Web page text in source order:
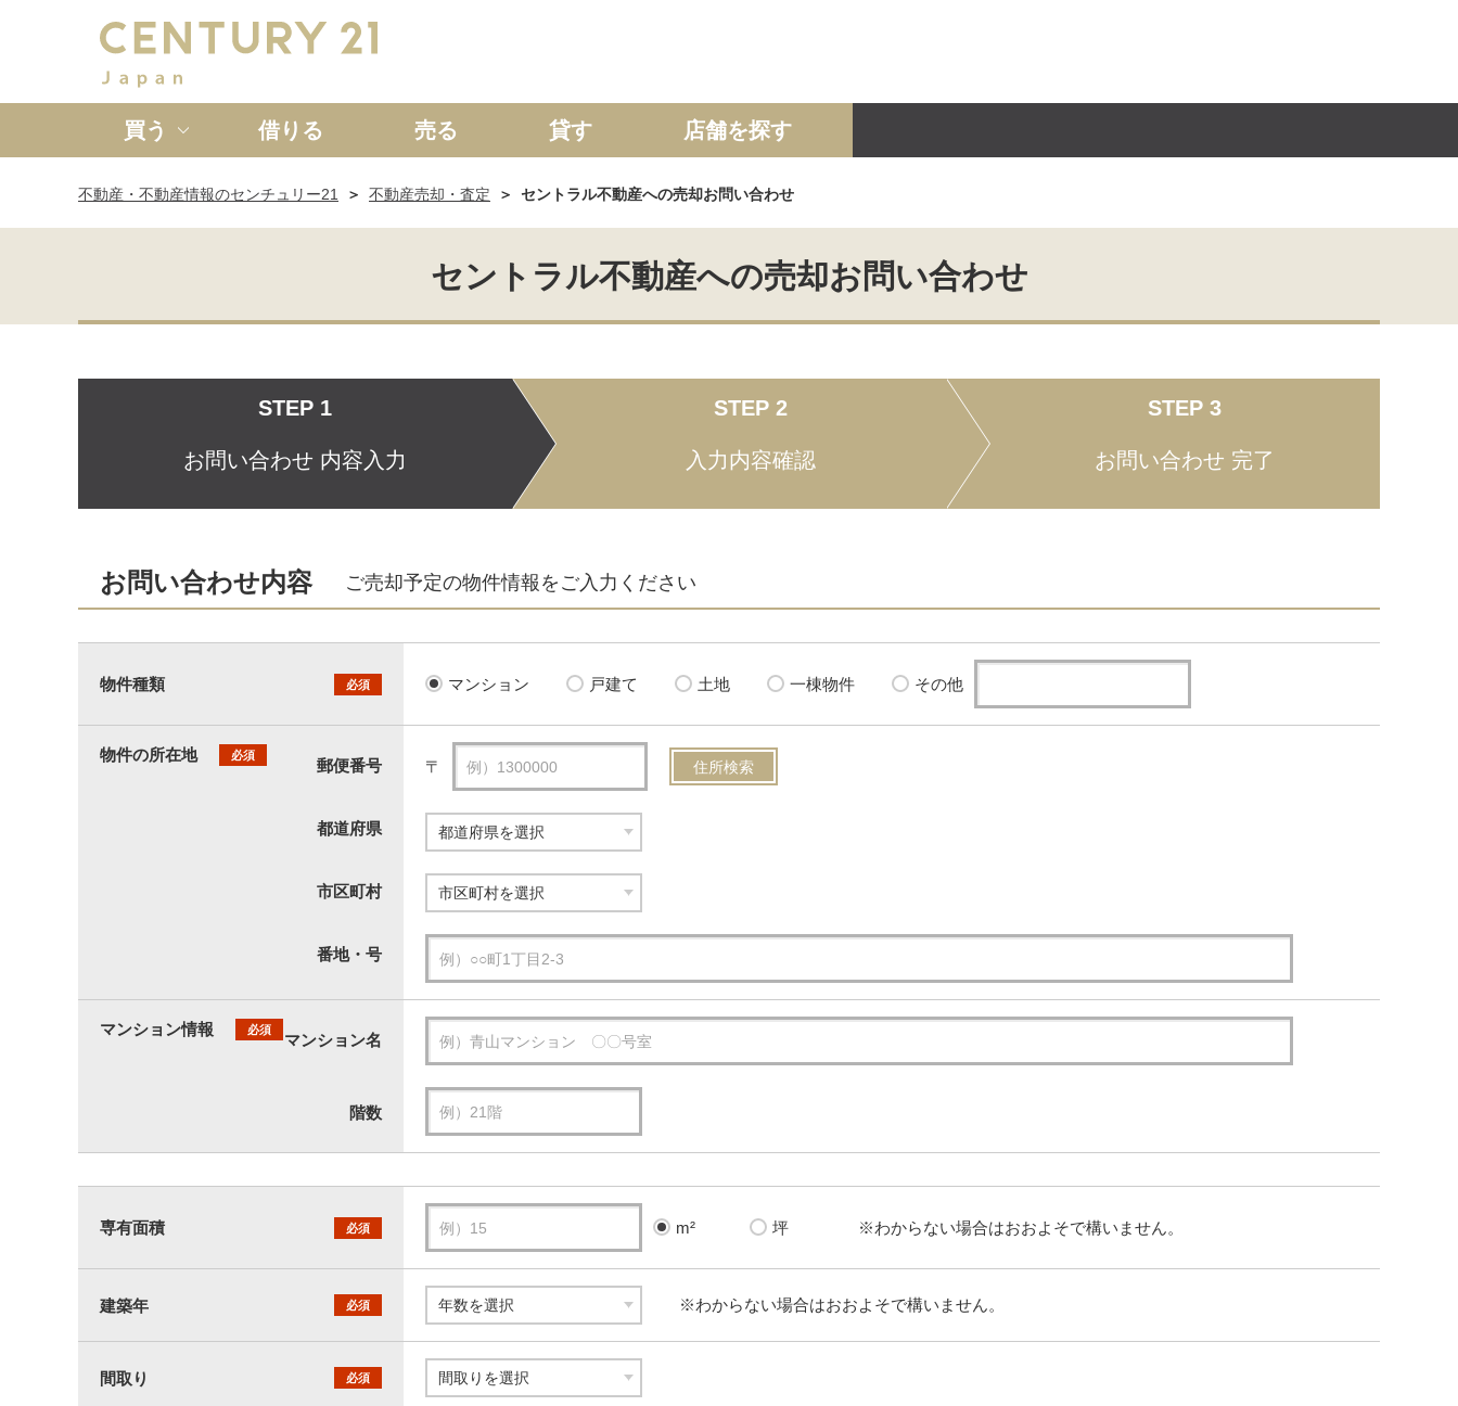
買う
新築一戸建て 中古一戸建て マンション 土地
借りる 売る 貸す 店舗を探す
不動産・不動産情報のセンチュリー21 不動産売却・査定 セントラル不動産への売却お問い合わせ
セントラル不動産への売却お問い合わせ
STEP 1
お問い合わせ 内容入力
STEP 2
入力内容確認
STEP 3
お問い合わせ 完了
お問い合わせ内容 ご売却予定の物件情報をご入力ください
物件種類 必須 マンション 戸建て 土地 一棟物件 その他
物件の所在地 必須
郵便番号
都道府県
市区町村
番地・号
〒 住所検索
マンション情報 必須
マンション名
階数
専有面積 必須 m² 坪 ※わからない場合はおおよそで構いません。
建築年 必須 ※わからない場合はおおよそで構いません。
間取り 必須